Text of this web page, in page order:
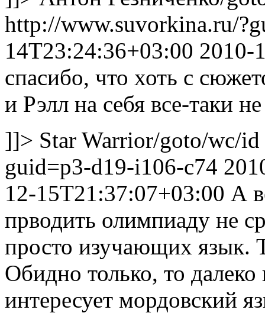
http://www.suvorkina.ru/
14T23:24:36+03:00 2010-
спасибо, что хоть с
и Рэлл на себя все-таки
]]> Star Warrior/goto/wc/id
guid=p3-d19-i106-c74
12-15T21:37:07+03:00 А
прводить олимпиаду не
просто изучающих язык.
Обидно только, то далеко
интересует мордовский